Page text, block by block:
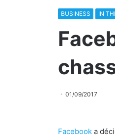
BUSINESS IN
01/09/2017
Facebook a